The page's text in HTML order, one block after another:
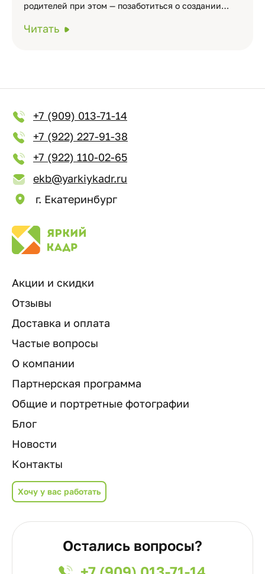
родителей при этом — позаботиться о создании…
Читать
+7 (909) 013-71-14
+7 (922) 227-91-38
+7 (922) 110-02-65
ekb@yarkiykadr.ru
г. Екатеринбург
Акции и скидки
Отзывы
Доставка и оплата
Частые вопросы
О компании
Партнерская программа
Общие и портретные фотографии
Блог
Новости
Контакты
Хочу у вас работать
Остались вопросы?